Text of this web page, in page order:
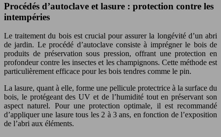
Procédés d’autoclave et lasure : protection contre les
intempéries
Le traitement du bois est crucial pour assurer la longévité d’un abri
de jardin. Le procédé d’autoclave consiste à imprégner le bois de
produits de préservation sous pression, offrant une protection en
profondeur contre les insectes et les champignons. Cette méthode est
particulièrement efficace pour les bois tendres comme le pin.
La lasure, quant à elle, forme une pellicule protectrice à la surface du
bois, le protégeant des UV et de l’humidité tout en préservant son
aspect naturel. Pour une protection optimale, il est recommandé
d’appliquer une lasure tous les 2 à 3 ans, en fonction de l’exposition
de l’abri aux éléments.